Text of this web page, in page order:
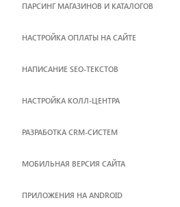
ПАРСИНГ МАГАЗИНОВ И КАТАЛОГОВ
НАСТРОЙКА ОПЛАТЫ НА САЙТЕ
НАПИСАНИЕ SEO-ТЕКСТОВ
НАСТРОЙКА КОЛЛ-ЦЕНТРА
РАЗРАБОТКА CRM-СИСТЕМ
МОБИЛЬНАЯ ВЕРСИЯ САЙТА
ПРИЛОЖЕНИЯ НА ANDROID